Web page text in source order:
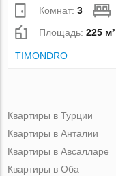
Комнат:3
Площадь:225 м²
TIMONDRO
Квартиры в Турции
Квартиры в Анталии
Квартиры в Авсалларе
Квартиры в Оба